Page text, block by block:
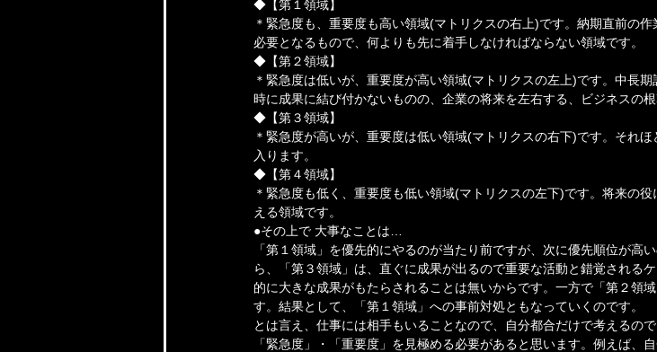
◆【第１領域】
＊緊急度も、重要度も高い領域(マトリクスの右上)です。納期直前の
必要となるもので、何よりも先に着手しなければならない領域です。
◆【第２領域】
＊緊急度は低いが、重要度が高い領域(マトリクスの左上)です。中長
時に成果に結び付かないものの、企業の将来を左右する、ビジネスの根
◆【第３領域】
＊緊急度が高いが、重要度は低い領域(マトリクスの右下)です。それ
入ります。
◆【第４領域】
＊緊急度も低く、重要度も低い領域(マトリクスの左下)です。将来の
える領域です。
●その上で 大事なことは…
「第１領域」を優先的にやるのが当たり前ですが、次に優先順位が高
ら、「第３領域」は、直ぐに成果が出るので重要な活動と錯覚される
的に大きな成果がもたらされることは無いからです。一方で「第２領
す。結果として、「第１領域」への事前対処ともなっていくのです。
とは言え、仕事には相手もいることなので、自分都合だけで考えるの
「緊急度」・「重要度」を見極める必要があると思います。例えば、